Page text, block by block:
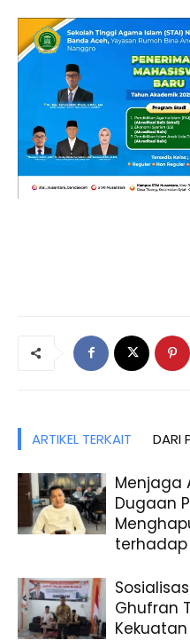
ARTIKEL TERKAIT DARI
Menjaga
Dugaan
terhadap
Ghufran